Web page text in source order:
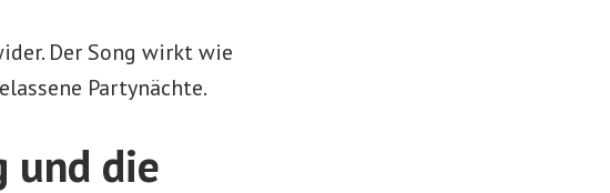
Der Song wirkt wie
Partynächte.
und die